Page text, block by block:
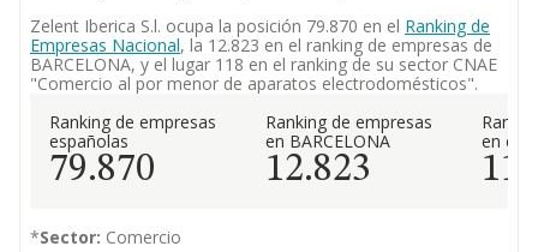
Zelent Iberica S.l. ocupa la posición 79.870 en el Ranking de
Empresas Nacional, la 12.823 en el ranking de empresas de
BARCELONA, y el lugar 118 en el ranking de su sector CNAE
"Comercio al por menor de aparatos electrodomésticos".
Ranking de empresas
españolas
79.870
Ranking de empresas
en BARCELONA
12.823
en el
118
*Sector: Comercio